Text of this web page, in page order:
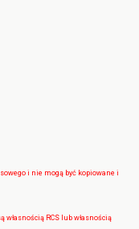
i nie mogą być kopiowane i
RCS lub własnością